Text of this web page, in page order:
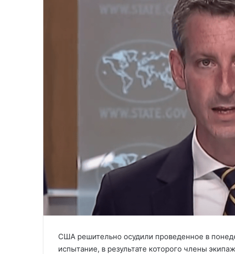
США решительно осудили проведенное в
испытание, в результате которого члены